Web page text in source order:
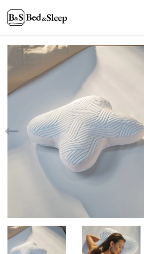
Viskoelastinės pagalvės
Pūkinės pagalvės
Natūralaus pluošto pagalvės